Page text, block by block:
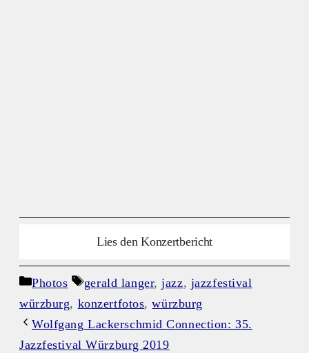
Lies den Konzertbericht
Kategorien
Photos Schlagwörter
gerald langer,jazz, jazzfestival
würzburg, konzertfotos,würzburg
Wolfgang Lackerschmid Connection: 35.
Jazzfestival Würzburg 2019